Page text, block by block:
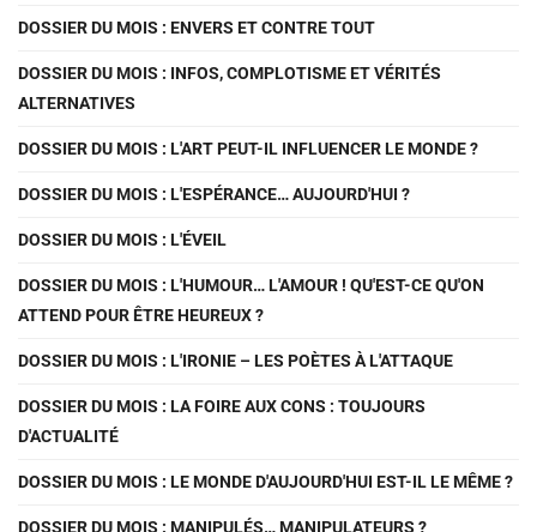
DOSSIER DU MOIS : ENVERS ET CONTRE TOUT
DOSSIER DU MOIS : INFOS, COMPLOTISME ET VÉRITÉS
ALTERNATIVES
DOSSIER DU MOIS : L'ART PEUT-IL INFLUENCER LE MONDE ?
DOSSIER DU MOIS : L'ESPÉRANCE… AUJOURD'HUI ?
DOSSIER DU MOIS : L'ÉVEIL
DOSSIER DU MOIS : L'HUMOUR… L'AMOUR ! QU'EST-CE QU'ON
ATTEND POUR ÊTRE HEUREUX ?
DOSSIER DU MOIS : L'IRONIE – LES POÈTES À L'ATTAQUE
DOSSIER DU MOIS : LA FOIRE AUX CONS : TOUJOURS
D'ACTUALITÉ
DOSSIER DU MOIS : LE MONDE D'AUJOURD'HUI EST-IL LE MÊME ?
DOSSIER DU MOIS : MANIPULÉS… MANIPULATEURS ?